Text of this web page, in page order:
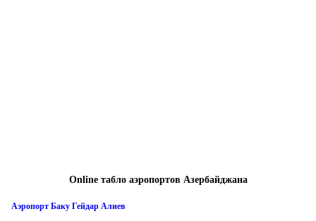
Online табло аэропортов Азербайджана
Аэропорт Баку Гейдар Алиев